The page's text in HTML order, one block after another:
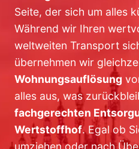
Seite, der sich um alles
Während wir Ihren
weltweiten Transport
übernehmen wir
Wohnungsauflösung
alles aus, was
fachgerechten
Wertstoffhof. Egal ob
umziehen oder nach